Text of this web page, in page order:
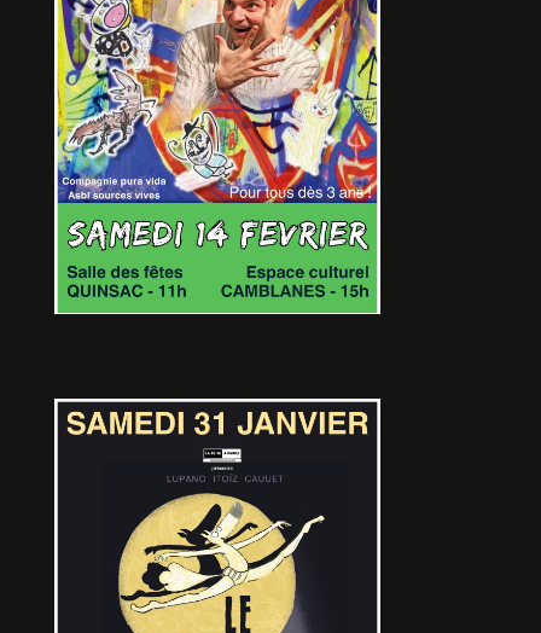
SPLASH
De Sylvain FARHI